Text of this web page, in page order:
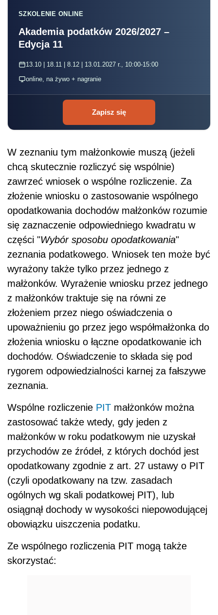
SZKOLENIE ONLINE
Akademia podatków 2026/2027 –
Edycja 11
13.10 | 18.11 | 8.12 | 13.01.2027 r., 10:00-15:00
online, na żywo + nagranie
Zapisz się
W zeznaniu tym małżonkowie muszą (jeżeli
chcą skutecznie rozliczyć się wspólnie)
zawrzeć wniosek o wspólne rozliczenie. Za
złożenie wniosku o zastosowanie wspólnego
opodatkowania dochodów małżonków rozumie
się zaznaczenie odpowiedniego kwadratu w
części "Wybór sposobu opodatkowania"
zeznania podatkowego. Wniosek ten może być
wyrażony także tylko przez jednego z
małżonków. Wyrażenie wniosku przez jednego
z małżonków traktuje się na równi ze
złożeniem przez niego oświadczenia o
upoważnieniu go przez jego współmałżonka do
złożenia wniosku o łączne opodatkowanie ich
dochodów. Oświadczenie to składa się pod
rygorem odpowiedzialności karnej za fałszywe
zeznania.
Wspólne rozliczenie PIT małżonków można
zastosować także wtedy, gdy jeden z
małżonków w roku podatkowym nie uzyskał
przychodów ze źródeł, z których dochód jest
opodatkowany zgodnie z art. 27 ustawy o PIT
(czyli opodatkowany na tzw. zasadach
ogólnych wg skali podatkowej PIT), lub
osiągnął dochody w wysokości niepowodującej
obowiązku uiszczenia podatku.
Ze wspólnego rozliczenia PIT mogą także
skorzystać: